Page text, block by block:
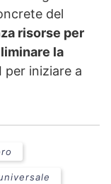
del
risorse per
la
per iniziare a